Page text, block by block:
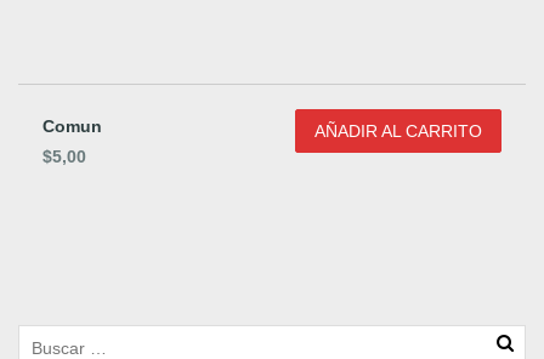
Comun
$5,00
AÑADIR AL CARRITO